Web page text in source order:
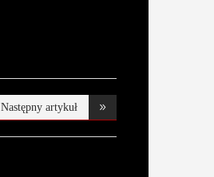
Następny artykuł